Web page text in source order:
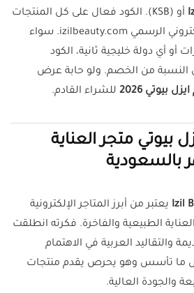
(AA519) أو (KSB). الكود فعال على كل المنتجات
اللي يعرضها المتجر الإلكتروني الرسمي izilbeauty.com. سواء
أو أي دولة خليجية ثانية، الكود
من الخصم. ولو حابة عرض
بيوتي 2026 للشراء القادم.
بيوتي متجر العناية
بالسعودية
Izil يعتبر من أبرز المتاجر الإلكترونية
الطبيعية والفاخرة. فكرته انطلقت
والتقاليد العربية في الاهتمام
ما تأسس وهو يحرص يقدم منتجات
والجودة العالية.